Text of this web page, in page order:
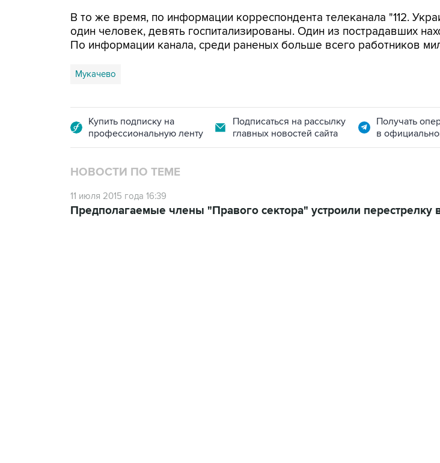
В то же время, по информации корреспондента телеканала "112.
один человек, девять госпитализированы. Один из пострадавших
По информации канала, среди раненых больше всего работников
Мукачево
Купить подписку на
профессиональную ленту
Подписаться на рассылку
главных новостей сайта
Получать
в
НОВОСТИ ПО ТЕМЕ
11 июля 2015 года 16:39
Предполагаемые члены "Правого сектора" устроили перестрелку